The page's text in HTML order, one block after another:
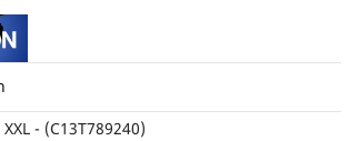
- (C13T789240)